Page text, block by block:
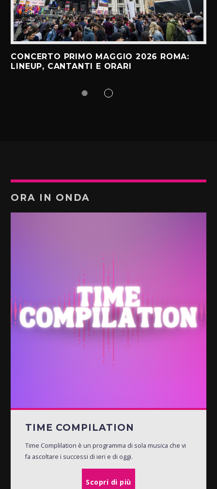
CONCERTO PRIMO MAGGIO 2026 ROMA:
LINEUP, CANTANTI E ORARI
ORA IN ONDA
TIME COMPILATION
Time Complilation è un programma di sola musica che vi
fa ascoltare i successi di ieri e di oggi.
Scopri di più